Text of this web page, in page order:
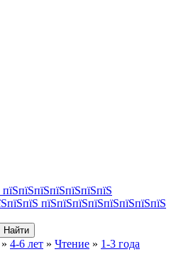
Найти
» 4-6 лет » Чтение » 1-3 года